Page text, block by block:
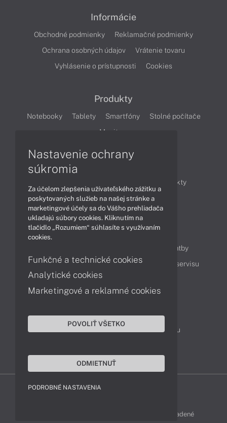
Informácie
Obchodné podmienky
Reklamačné podmienky
Ochrana osobných údajov
Vrátenie tovaru
Vyhlásenie o prístupnosti
Cookies
Produkty
Notebooky Tablety Smartfóny
Stolné počítače
Monitory
Produkty
Technológie
Videá
Obsah
Možnosti doručenia a platby
Podpora a servis
Servisné služby Cenník servisu
Kontakty
043 4224 771
Obchodné oddelenie
Reklamácia tovaru
LENOVO-SHOP © 2013 - 2026 Všetky práva vyhradené
Nastavenie ochrany
súkromia
Za účelom zlepšenia užívateľského zážitku a
poskytovaných služieb na našej stránke a
marketingové účely sa do Vášho prehliadača
ukladajú súbory cookies. Kliknutím na
tlačidlo „Rozumiem“ súhlasíte s využívaním
cookies.
Funkčné a technické cookies
Analytické cookies
Marketingové a reklamné cookies
POVOLIŤ VŠETKO
ODMIETNUŤ
PODROBNÉ NASTAVENIA